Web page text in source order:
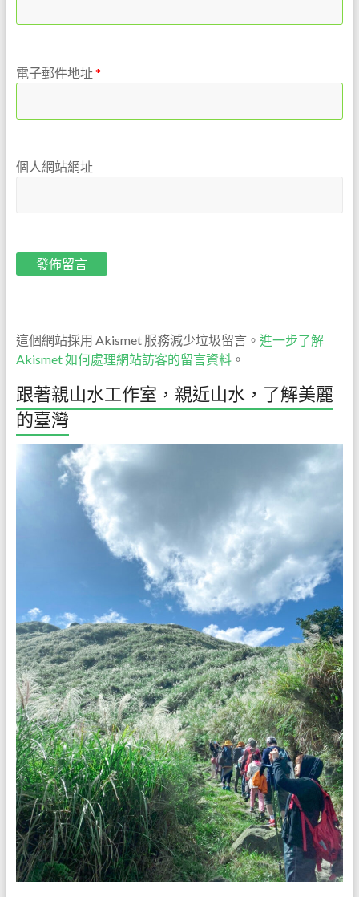
電子郵件地址*
個人網站網址
這個網站採用 Akismet 服務減少垃圾留言。 進一步了解
Akismet 如何處理網站訪客的留言資料。
跟著親山水工作室，親近山水，了解美麗
的臺灣